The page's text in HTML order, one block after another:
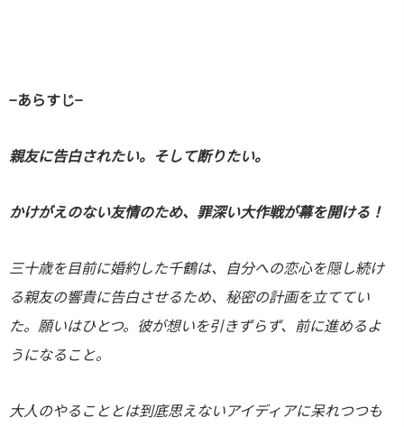
−あらすじ−
親友に告白されたい。そして断りたい。
かけがえのない友情のため、罪深い大作戦が幕を開ける！
三十歳を目前に婚約した千鶴は、自分への恋心を隠し続け
る親友の響貴に告白させるため、秘密の計画を立ててい
た。願いはひとつ。彼が想いを引きずらず、前に進めるよ
うになること。
大人のやることとは到底思えないアイディアに呆れつつも